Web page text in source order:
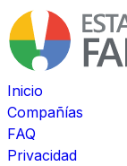
Inicio
Compañías
FAQ
Privacidad